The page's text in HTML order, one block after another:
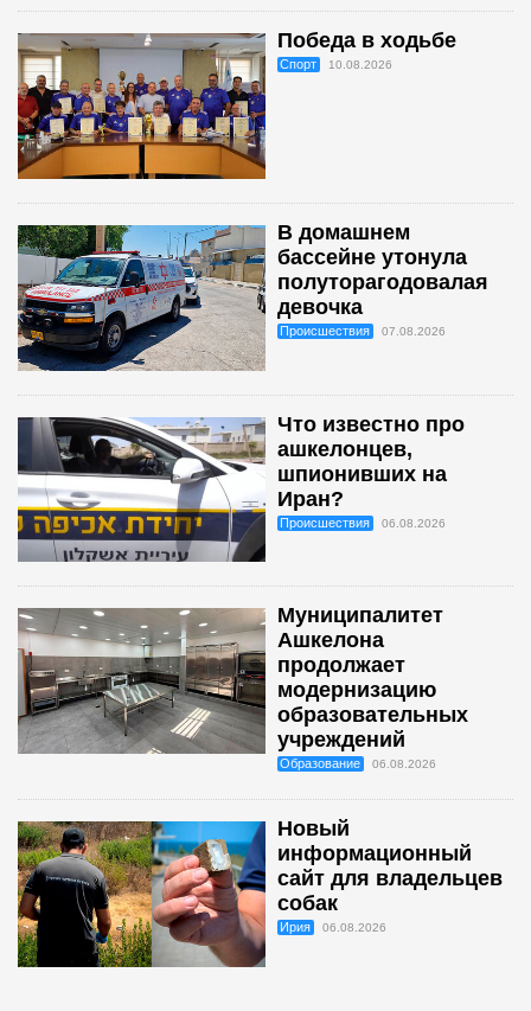
Победа в ходьбе
Спорт 10.08.2026
В домашнем
бассейне утонула
полуторагодовалая
девочка
Происшествия 07.08.2026
Что известно про
ашкелонцев,
шпионивших на
Иран?
Происшествия 06.08.2026
Муниципалитет
Ашкелона
продолжает
модернизацию
образовательных
учреждений
Образование 06.08.2026
Новый
информационный
сайт для владельцев
собак
Ирия 06.08.2026